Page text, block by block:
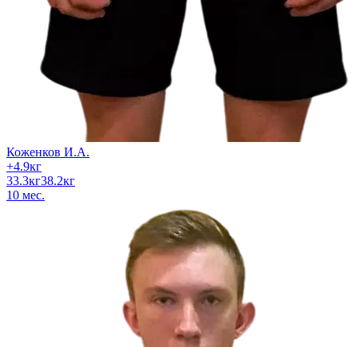
Коженков И.А.
+4.9кг
33.3кг38.2кг
10 мес.